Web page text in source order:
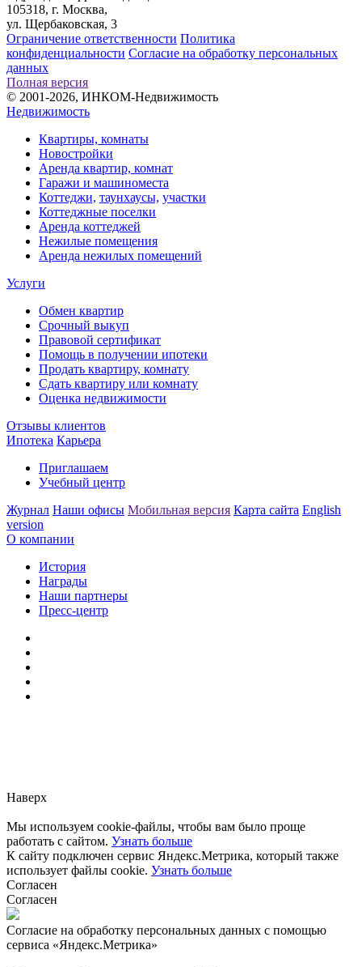
105318, г. Москва,
ул. Щербаковская, 3
Ограничение ответственности Политика
конфиденциальности Согласие на обработку персональных
данных
Полная версия
© 2001-2026, ИНКОМ-Недвижимость
Недвижимость
Квартиры, комнаты
Новостройки
Аренда квартир, комнат
Гаражи и машиноместа
Коттеджи, таунхаусы, участки
Коттеджные поселки
Аренда коттеджей
Нежилые помещения
Аренда нежилых помещений
Услуги
Обмен квартир
Срочный выкуп
Правовой сертификат
Помощь в получении ипотеки
Продать квартиру, комнату
Сдать квартиру или комнату
Оценка недвижимости
Отзывы клиентов
Ипотека Карьера
Приглашаем
Учебный центр
Журнал Наши офисы Мобильная версия Карта сайта English
version
О компании
История
Награды
Наши партнеры
Пресс-центр
Наверх
Мы используем cookie-файлы, чтобы вам было проще
работать с сайтом. Узнать больше
К сайту подключен сервис Яндекс.Метрика, который также
использует файлы cookie. Узнать больше
Согласен
Согласен
Согласие на обработку персональных данных с помощью
сервиса «Яндекс.Метрика»